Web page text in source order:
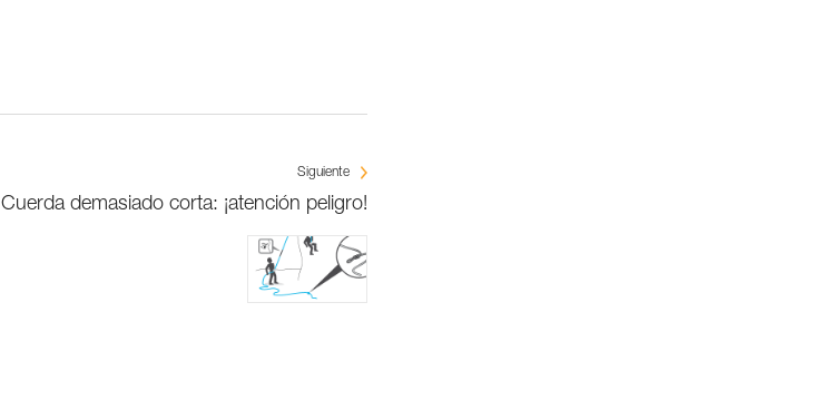
Siguiente
Cuerda demasiado corta: ¡atención peligro!